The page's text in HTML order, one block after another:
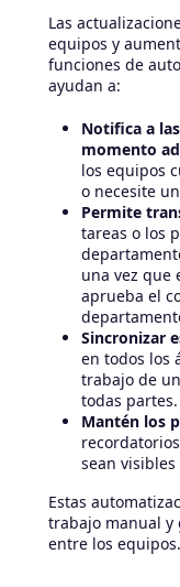
Las
equipos y
funciones de
ayudan a:
Notifica a
momento
los equipos
o necesite
Permite
tareas o los
una vez que
aprueba el
Sincronizar
en todos los
trabajo de
todas partes.
Mantén los
sean
Estas
trabajo manual y
entre los equipos.